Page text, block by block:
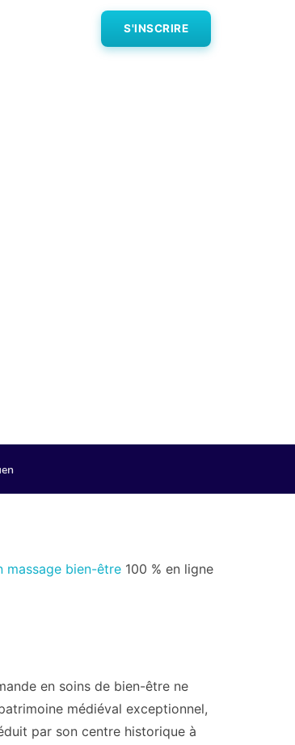
S'INSCRIRE
massage bien-être 100 % en ligne
en soins de bien-être ne
médiéval exceptionnel,
par son centre historique à